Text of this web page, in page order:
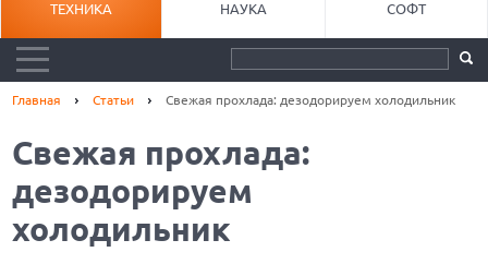
ТЕХНИКА НАУКА СОФТ
Главная Статьи Свежая прохлада: дезодорируем холодильник
Свежая прохлада:
дезодорируем
холодильник